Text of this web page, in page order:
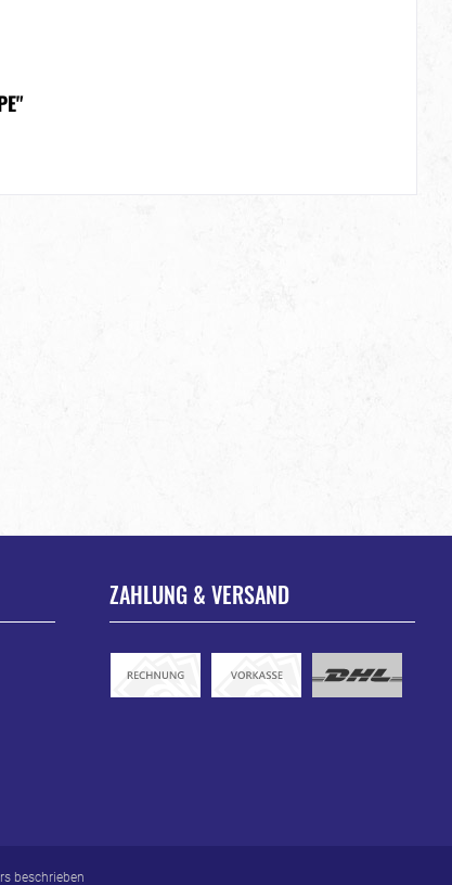
ZAHLUNG & VERSAND
beschrieben